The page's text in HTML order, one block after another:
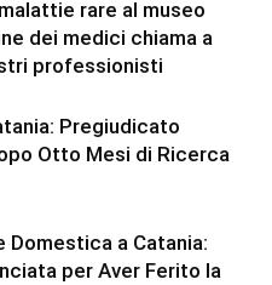
rare al museo
dei medici chiama a
professionisti
Pregiudicato
Otto Mesi di Ricerca
Domestica a Catania:
per Aver Ferito la